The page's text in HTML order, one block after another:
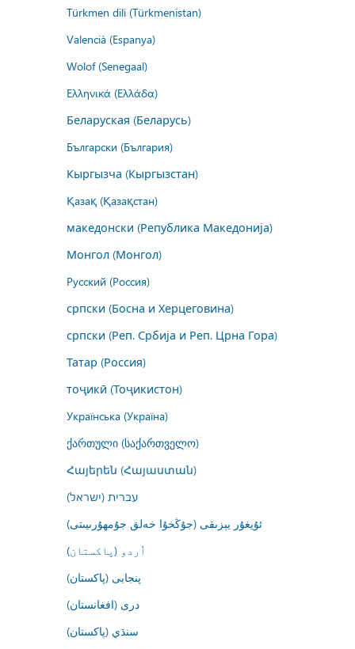
Türkmen dili (Türkmenistan)
Valencià (Espanya)
Wolof (Senegaal)
Ελληνικά (Ελλάδα)
Беларуская (Беларусь)
Български (България)
Кыргызча (Кыргызстан)
Қазақ (Қазақстан)
македонски (Република Македонија)
Монгол (Монгол)
Русский (Россия)
српски (Босна и Херцеговина)
српски (Реп. Србија и Реп. Црна Гора)
Татар (Россия)
тоҷикӣ (Тоҷикистон)
Українська (Україна)
ქართული (საქართველო)
Հայերեն (Հայաստան)
עברית (ישראל)
ئۇيغۇر يېزىقى (جۇڭخۇا خەلق جۇمھۇرىيىتى)
اُردو (پاکستان)
پنجابی (پاکستان)
درى (افغانستان)
سنڌي (پاکستان)